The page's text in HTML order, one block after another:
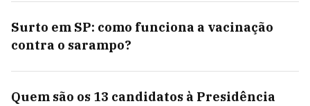
Surto em SP: como funciona a vacinação
contra o sarampo?
Quem são os 13 candidatos à Presidência